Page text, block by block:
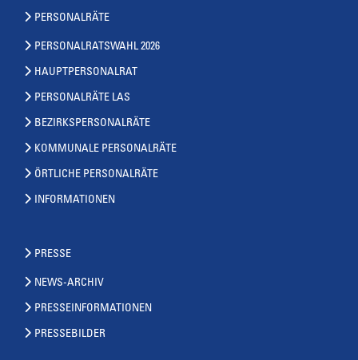
PERSONALRÄTE
PERSONALRATSWAHL 2026
HAUPTPERSONALRAT
PERSONALRÄTE LAS
BEZIRKSPERSONALRÄTE
KOMMUNALE PERSONALRÄTE
ÖRTLICHE PERSONALRÄTE
INFORMATIONEN
PRESSE
NEWS-ARCHIV
PRESSEINFORMATIONEN
PRESSEBILDER